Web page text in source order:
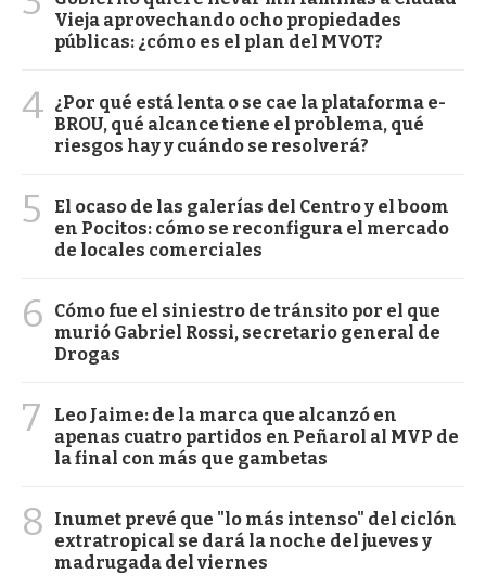
Vieja aprovechando ocho propiedades
públicas: ¿cómo es el plan del MVOT?
4 ¿Por qué está lenta o se cae la plataforma e-
BROU, qué alcance tiene el problema, qué
riesgos hay y cuándo se resolverá?
5
El ocaso de las galerías del Centro y el boom
en Pocitos: cómo se reconfigura el mercado
de locales comerciales
6
Cómo fue el siniestro de tránsito por el que
murió Gabriel Rossi, secretario general de
Drogas
7
Leo Jaime: de la marca que alcanzó en
apenas cuatro partidos en Peñarol al MVP de
la final con más que gambetas
8
Inumet prevé que "lo más intenso" del ciclón
extratropical se dará la noche del jueves y
madrugada del viernes